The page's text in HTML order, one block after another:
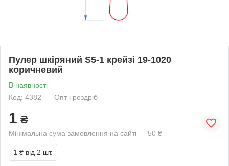
Пулер шкіряний S5-1 крейзі 19-1020
коричневий
В наявності
Код: 4382
Опт і роздріб
1 ₴
Мінімальна сума замовлення на сайті — 50 ₴
1 ₴ від 2 шт.